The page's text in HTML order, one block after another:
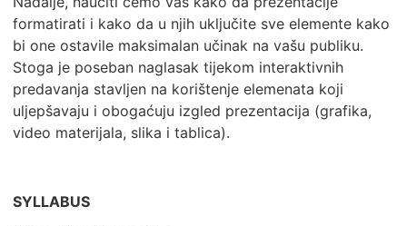
formatirati i kako da u njih uključite sve elemente kako
bi one ostavile maksimalan učinak na vašu publiku.
Stoga je poseban naglasak tijekom interaktivnih
predavanja stavljen na korištenje elemenata koji
uljepšavaju i obogaćuju izgled prezentacija (grafika,
video materijala, slika i tablica).
SYLLABUS